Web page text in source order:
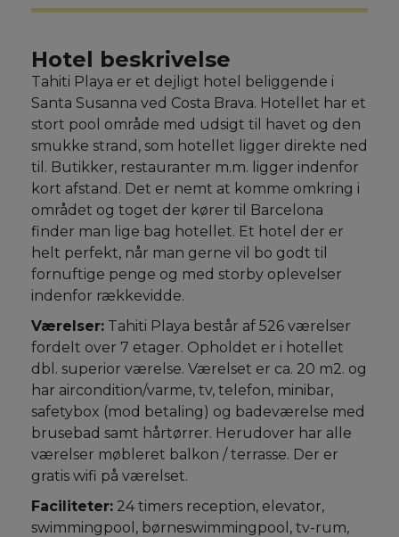
Hotel beskrivelse
Tahiti Playa er et dejligt hotel beliggende i
Santa Susanna ved Costa Brava. Hotellet har et
stort pool område med udsigt til havet og den
smukke strand, som hotellet ligger direkte ned
til. Butikker, restauranter m.m. ligger indenfor
kort afstand. Det er nemt at komme omkring i
området og toget der kører til Barcelona
finder man lige bag hotellet. Et hotel der er
helt perfekt, når man gerne vil bo godt til
fornuftige penge og med storby oplevelser
indenfor rækkevidde.
Værelser: Tahiti Playa består af 526 værelser
fordelt over 7 etager. Opholdet er i hotellet
dbl. superior værelse. Værelset er ca. 20 m2. og
har aircondition/varme, tv, telefon, minibar,
safetybox (mod betaling) og badeværelse med
brusebad samt hårtørrer. Herudover har alle
værelser møbleret balkon / terrasse. Der er
gratis wifi på værelset.
Faciliteter: 24 timers reception, elevator,
swimmingpool, børneswimmingpool, tv-rum,